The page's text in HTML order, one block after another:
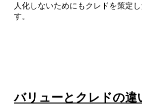
人化しないためにもクレドを策定
す。
バリューとクレドの違